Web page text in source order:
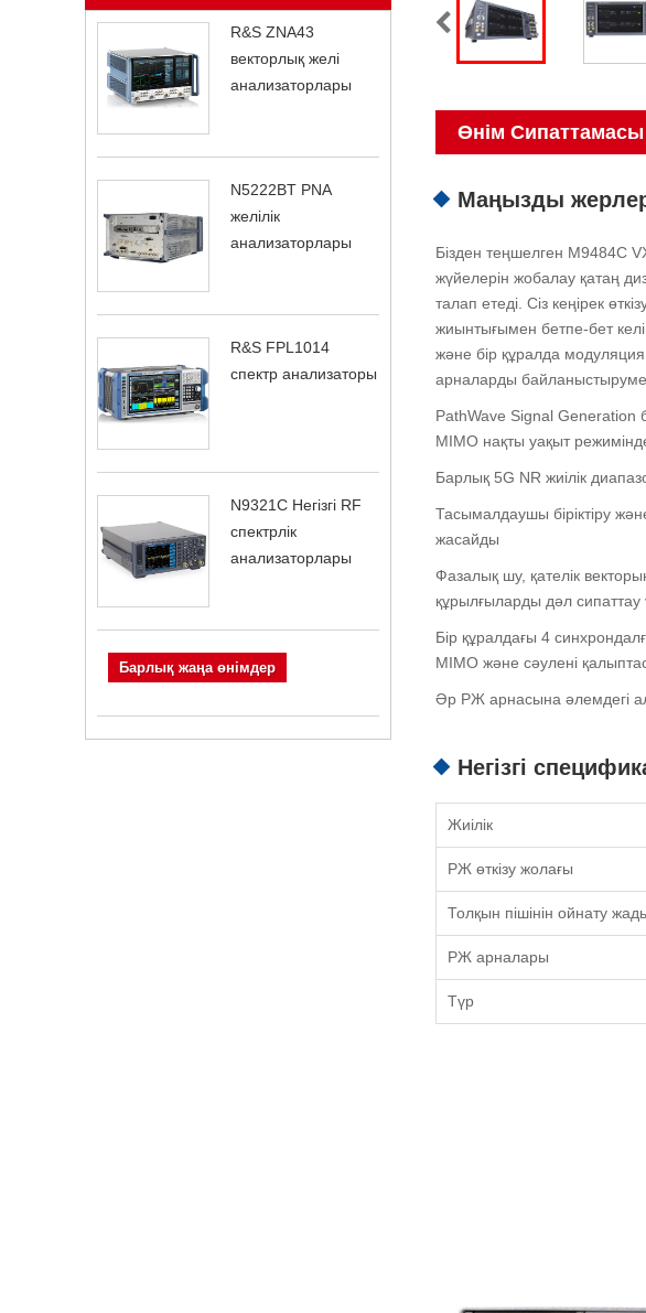
R&S ZNA43
векторлық желі
анализаторлары
N5222BT PNA
желілік
анализаторлары
R&S FPL1014
спектр анализаторы
N9321C Негізгі RF
спектрлік
анализаторлары
Барлық жаңа өнімдер
Өнім Сипаттамасы
Маңызды
Бізден теңшелген M9484C
жүйелерін жобалау қатаң
талап етеді. Сіз кеңірек
жиынтығымен бетпе-бет
және бір құралда модуляция
арналарды байланыстырумен
PathWave Signal Generation
MIMO нақты уақыт
Барлық 5G NR жиілік
Тасымалдаушы біріктіру
жасайды
Фазалық шу, қателік
құрылғыларды дәл сипаттау
Бір құралдағы 4
MIMO және сәулені
Әр РЖ арнасына әлемдегі
Негізгі
Жиілік
РЖ өткізу жолағы
Толқын пішінін ойнату
РЖ арналары
Түр